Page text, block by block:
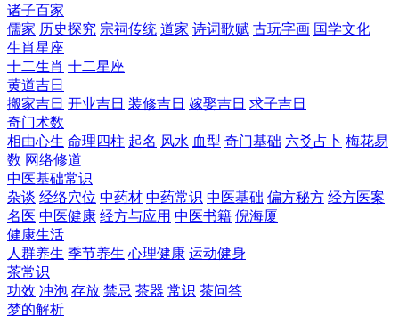
诸子百家
儒家 历史探究 宗祠传统 道家 诗词歌赋 古玩字画 国学文化
生肖星座
十二生肖 十二星座
黄道吉日
搬家吉日 开业吉日 装修吉日 嫁娶吉日 求子吉日
奇门术数
相由心生 命理四柱 起名 风水 血型 奇门基础 六爻占卜 梅花易
数 网络修道
中医基础常识
杂谈 经络穴位 中药材 中药常识 中医基础 偏方秘方 经方医案
名医 中医健康 经方与应用 中医书籍 倪海厦
健康生活
人群养生 季节养生 心理健康 运动健身
茶常识
功效 冲泡 存放 禁忌 茶器 常识 茶问答
梦的解析